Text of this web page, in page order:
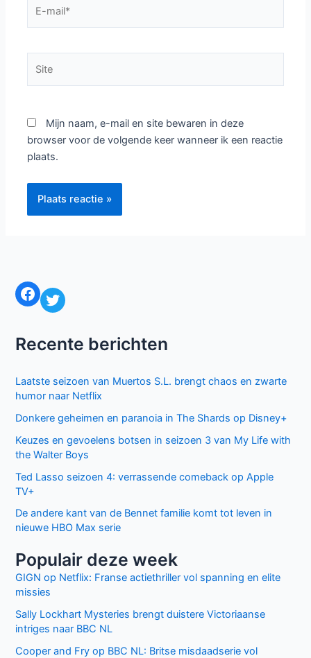
Mijn naam, e-mail en site bewaren in deze
browser voor de volgende keer wanneer ik een reactie
plaats.
Facebook Twitter
Recente berichten
Laatste seizoen van Muertos S.L. brengt chaos en zwarte
humor naar Netflix
Donkere geheimen en paranoia in The Shards op Disney+
Keuzes en gevoelens botsen in seizoen 3 van My Life with
the Walter Boys
Ted Lasso seizoen 4: verrassende comeback op Apple
TV+
De andere kant van de Bennet familie komt tot leven in
nieuwe HBO Max serie
Populair deze week
GIGN op Netflix: Franse actiethriller vol spanning en elite
missies
Sally Lockhart Mysteries brengt duistere Victoriaanse
intriges naar BBC NL
Cooper and Fry op BBC NL: Britse misdaadserie vol